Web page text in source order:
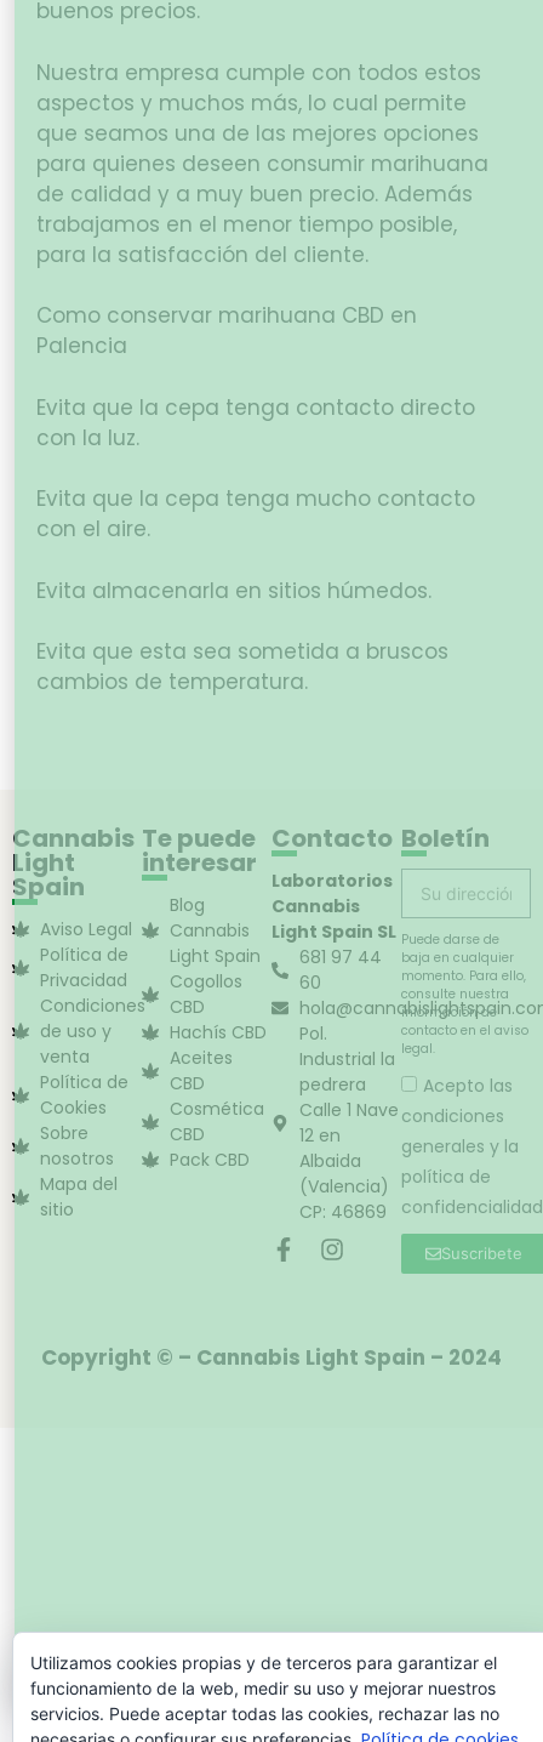
buenos precios.
Nuestra empresa cumple con todos estos
aspectos y muchos más, lo cual permite
que seamos una de las mejores opciones
para quienes deseen consumir marihuana
de calidad y a muy buen precio. Además
trabajamos en el menor tiempo posible,
para la satisfacción del cliente.
Como conservar marihuana CBD en
Palencia
Evita que la cepa tenga contacto directo
con la luz.
Evita que la cepa tenga mucho contacto
con el aire.
Evita almacenarla en sitios húmedos.
Evita que esta sea sometida a bruscos
cambios de temperatura.
Cannabis
Light
Spain
Aviso Legal
Política de
Privacidad
Condiciones
de uso y
venta
Política de
Cookies
Sobre
nosotros
Mapa del
sitio
Te puede
interesar
Blog
Cannabis
Light Spain
Cogollos
CBD
Hachís CBD
Aceites
CBD
Cosmética
CBD
Pack CBD
Contacto
Laboratorios
Cannabis
Light Spain SL
681 97 44
60
Pol.
Industrial la
pedrera
Calle 1 Nave
12 en
Albaida
(Valencia)
CP: 46869
Boletín
Puede darse de
baja en cualquier
momento. Para ello,
consulte nuestra
información de
contacto en el aviso
legal.
Acepto las
condiciones
generales y la
política de
confidencialidad
Suscribete
Copyright © – Cannabis Light Spain – 2024
Utilizamos cookies propias y de terceros para garantizar el
funcionamiento de la web, medir su uso y mejorar nuestros
servicios. Puede aceptar todas las cookies, rechazar las no